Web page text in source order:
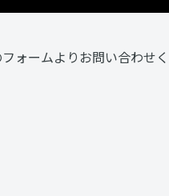
ォームよりお問い合わせ